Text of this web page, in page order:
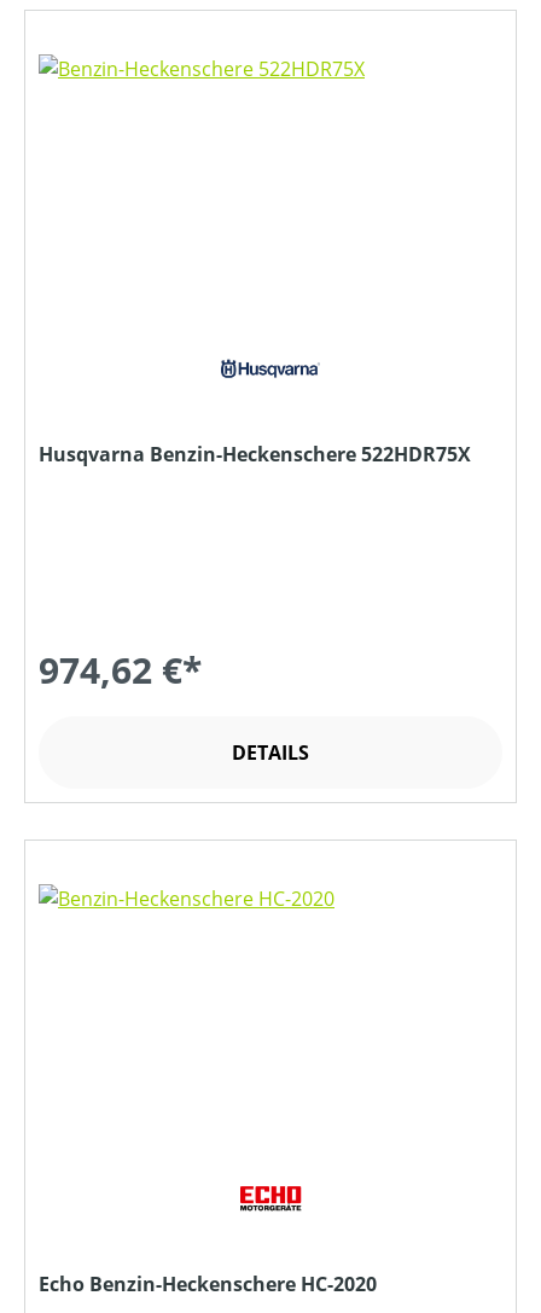
Husqvarna Benzin-Heckenschere 522HDR75X
974,62 €*
DETAILS
Echo Benzin-Heckenschere HC-2020